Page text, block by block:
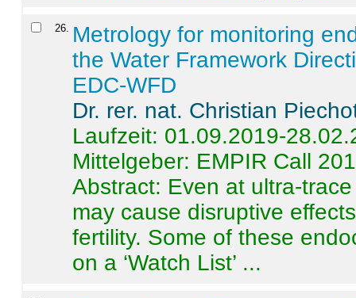
26. Metrology for monitoring
the Water Framework
EDC-WFD
Dr. rer. nat. Christian
Laufzeit: 01.09.2019-
Mittelgeber: EMPIR Call
Abstract: Even at ultra-
may cause disruptive
fertility. Some of these
on a ‘Watch List’ ...